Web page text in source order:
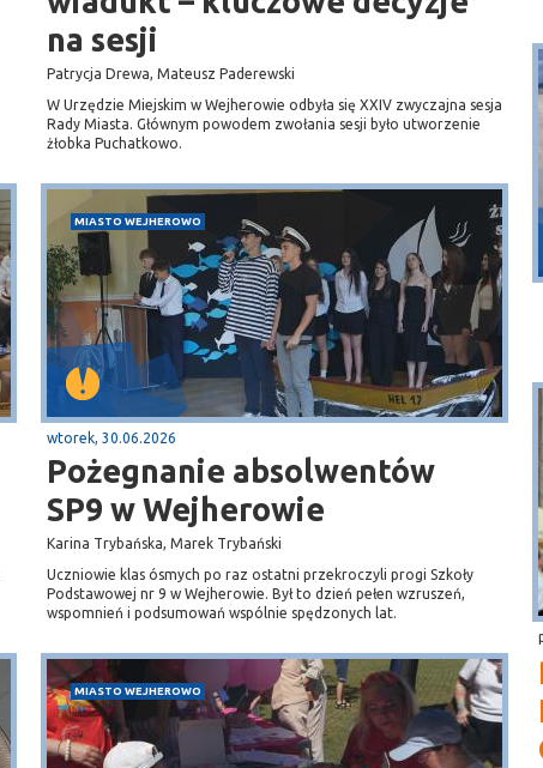
na sesji
Patrycja Drewa, Mateusz Paderewski
W Urzędzie Miejskim w Wejherowie odbyła się XXIV zwyczajna sesja
Rady Miasta. Głównym powodem zwołania sesji było utworzenie
żłobka Puchatkowo.
MIASTO WEJHEROWO
wtorek, 30.06.2026
Pożegnanie absolwentów
SP9 w Wejherowie
Karina Trybańska, Marek Trybański
Uczniowie klas ósmych po raz ostatni przekroczyli progi Szkoły
Podstawowej nr 9 w Wejherowie. Był to dzień pełen wzruszeń,
wspomnień i podsumowań wspólnie spędzonych lat.
MIASTO WEJHEROWO
Puck
Przystań, molo